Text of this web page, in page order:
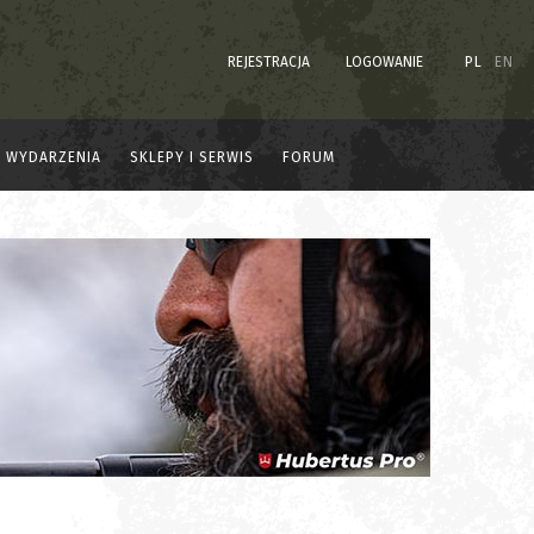
REJESTRACJA LOGOWANIE PL EN
WYDARZENIA SKLEPY I SERWIS FORUM